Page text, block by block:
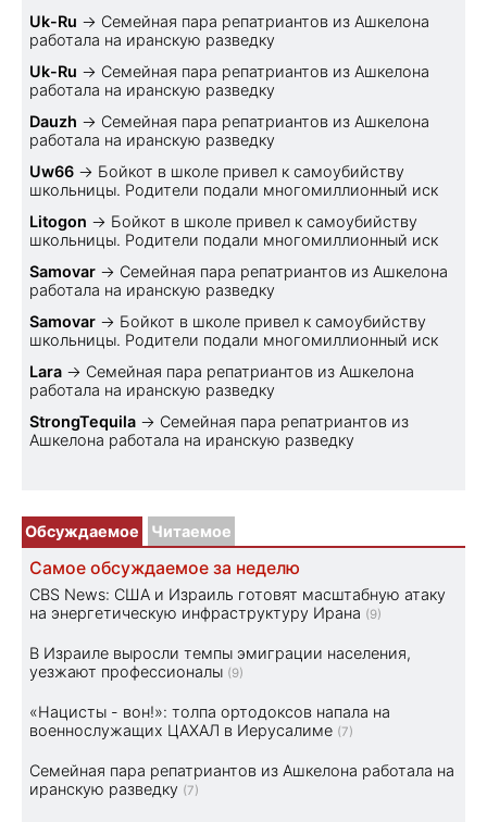
Uk-Ru → Семейная пара репатриантов из Ашкелона
работала на иранскую разведку
Uk-Ru → Семейная пара репатриантов из Ашкелона
работала на иранскую разведку
Dauzh → Семейная пара репатриантов из Ашкелона
работала на иранскую разведку
Uw66 → Бойкот в школе привел к самоубийству
школьницы. Родители подали многомиллионный иск
Litogon → Бойкот в школе привел к самоубийству
школьницы. Родители подали многомиллионный иск
Samovar → Семейная пара репатриантов из Ашкелона
работала на иранскую разведку
Samovar → Бойкот в школе привел к самоубийству
школьницы. Родители подали многомиллионный иск
Lara → Семейная пара репатриантов из Ашкелона
работала на иранскую разведку
StrongTequila → Семейная пара репатриантов из
Ашкелона работала на иранскую разведку
Обсуждаемое Читаемое
Самое обсуждаемое за неделю
CBS News: США и Израиль готовят масштабную атаку
на энергетическую инфраструктуру Ирана (9)
В Израиле выросли темпы эмиграции населения,
уезжают профессионалы (9)
«Нацисты - вон!»: толпа ортодоксов напала на
военнослужащих ЦАХАЛ в Иерусалиме (7)
Семейная пара репатриантов из Ашкелона работала на
иранскую разведку (7)